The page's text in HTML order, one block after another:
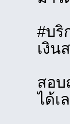
#บริ
เงิน
สอบ
ได้เ